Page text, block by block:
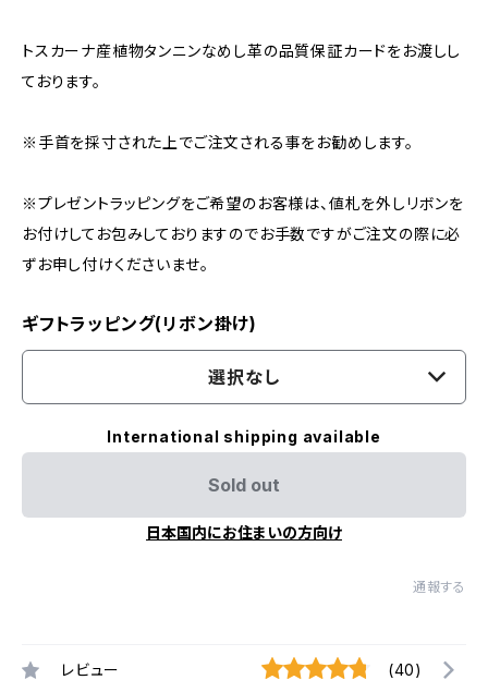
トスカーナ産植物タンニンなめし革の品質保証カードをお渡しし
ております。
※手首を採寸された上でご注文される事をお勧めします。
※プレゼントラッピングをご希望のお客様は、値札を外しリボンを
お付けしてお包みしておりますのでお手数ですがご注文の際に必
ずお申し付けくださいませ。
ギフトラッピング(リボン掛け)
選択なし
International shipping available
Sold out
日本国内にお住まいの方向け
通報する
レビュー (40)